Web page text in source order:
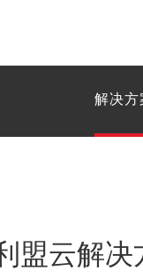
解决方
盟云解